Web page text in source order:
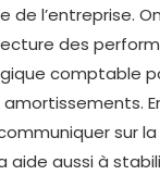
de l’entreprise.
des
comptable
sur
aide aussi à